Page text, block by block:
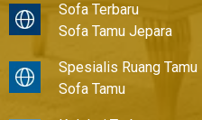
Sofa Terbaru
Sofa Tamu Jepara
Spesialis Ruang Tamu
Sofa Tamu